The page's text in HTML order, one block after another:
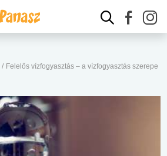
/ Felelős vízfogyasztás – a vízfogyasztás szerepe